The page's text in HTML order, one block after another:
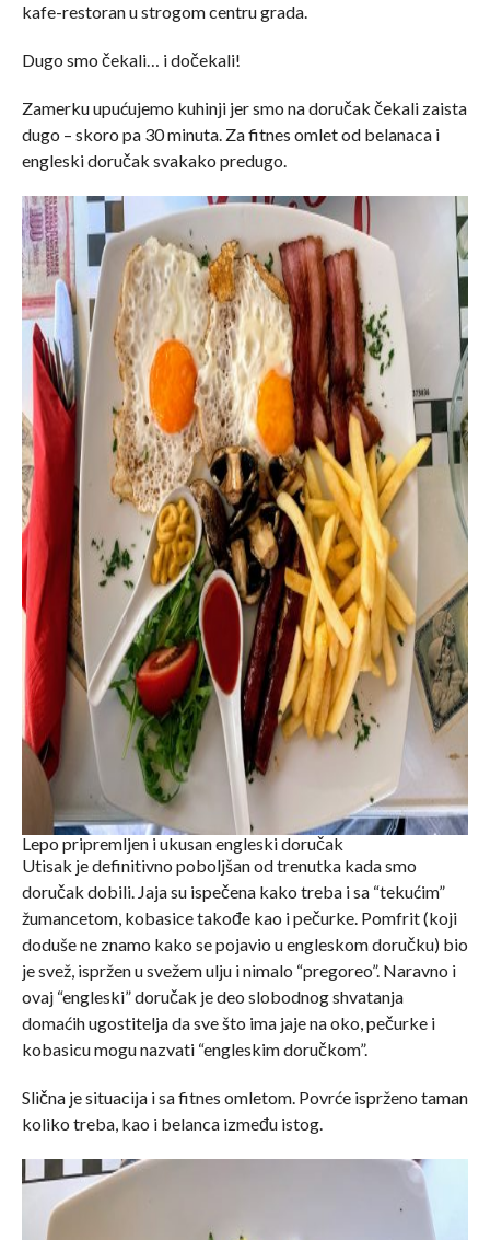
kafe-restoran u strogom centru grada.
Dugo smo čekali… i dočekali!
Zamerku upućujemo kuhinji jer smo na doručak čekali zaista
dugo – skoro pa 30 minuta. Za fitnes omlet od belanaca i
engleski doručak svakako predugo.
Lepo pripremljen i ukusan engleski doručak
Utisak je definitivno poboljšan od trenutka kada smo
doručak dobili. Jaja su ispečena kako treba i sa “tekućim”
žumancetom, kobasice takođe kao i pečurke. Pomfrit (koji
doduše ne znamo kako se pojavio u engleskom doručku) bio
je svež, ispržen u svežem ulju i nimalo “pregoreo”. Naravno i
ovaj “engleski” doručak je deo slobodnog shvatanja
domaćih ugostitelja da sve što ima jaje na oko, pečurke i
kobasicu mogu nazvati “engleskim doručkom”.
Slična je situacija i sa fitnes omletom. Povrće isprženo taman
koliko treba, kao i belanca između istog.